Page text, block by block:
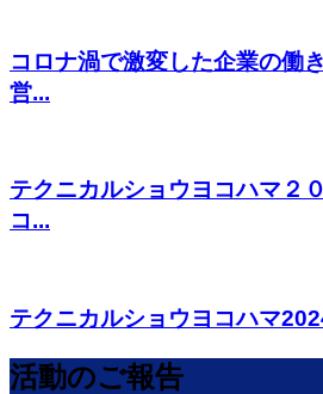
コロナ渦で激変した企業の働
営...
テクニカルショウヨコハマ２
コ...
テクニカルショウヨコハマ
活動のご報告